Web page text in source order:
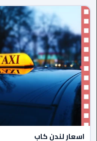
ليموزين
ليموزين
رجال
الاعمال
ليموزين
حدائق
الاهرام
اسعار لندن كاب